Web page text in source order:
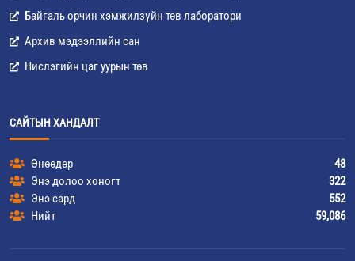
Байгаль орчин хэмжилзүйн төв лаборатори
Архив мэдээллийн сан
Нислэгийн цаг уурын төв
САЙТЫН ХАНДАЛТ
Өнөөдөр
48
Энэ долоо хоногт
322
Энэ сард
552
Нийт
59,086